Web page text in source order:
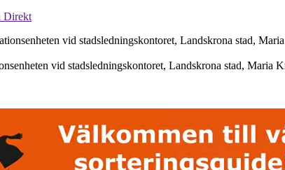
Direkt
vid stadsledningskontoret, Landskrona stad,